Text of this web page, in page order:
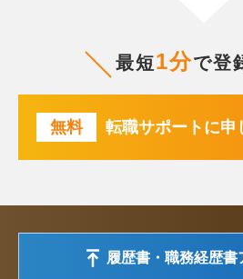
最短1分で登
無料 転職サポートに申
履歴書・職務経歴書